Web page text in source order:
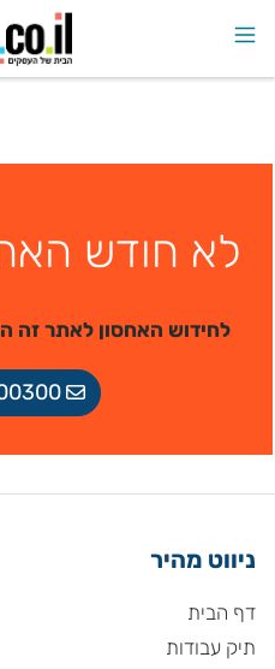
לא חודש
לחידוש האחסון לאתר זה התקשר ל
077-2700300
ניווט מהיר
דף הבית
תיק עבודות